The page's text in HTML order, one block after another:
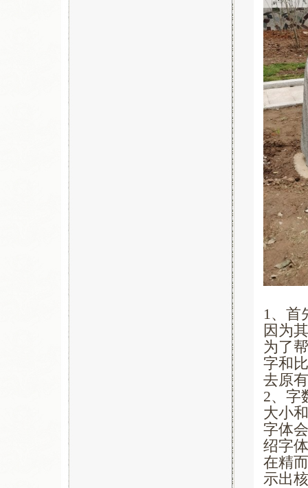
1、首
因为
为了
字和
去原
2、字
大小
字体
绍字
在精
示出